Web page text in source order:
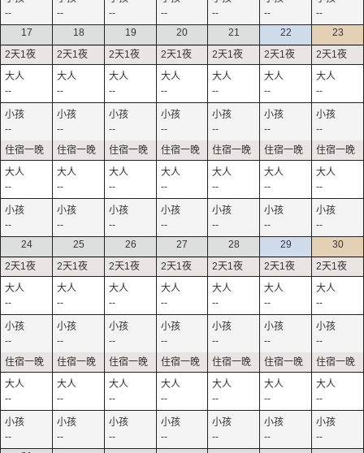
-- -- -- -- -- --
--
17
--
--
--
--
18
--
--
--
--
19
--
--
--
--
20
--
--
--
--
21
--
--
--
--
22
--
--
--
--
23
--
--
--
--
24
--
--
--
--
25
--
--
--
--
26
--
--
--
--
27
--
--
--
--
28
--
--
--
--
29
--
--
--
--
30
--
--
--
--